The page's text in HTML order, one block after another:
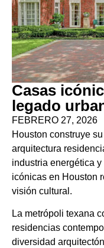
Casas
legado
FEBRERO 27, 2026
Houston construye
arquitectura
industria energética
icónicas en Houston
visión cultural.
La metrópoli texana
residencias
diversidad